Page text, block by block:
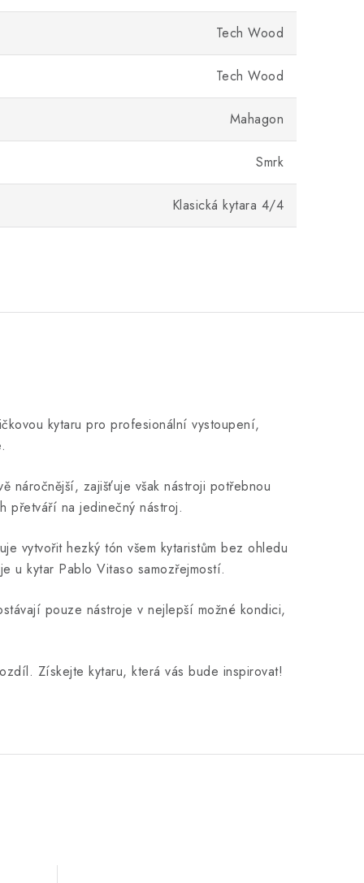
Tech Wood
Tech Wood
Mahagon
Smrk
Klasická kytara 4/4
kytaru pro profesionální vystoupení,
náročnější, zajišťuje však nástroji potřebnou
přetváří na jedinečný nástroj.
vytvořit hezký tón všem kytaristům bez ohledu
u kytar Pablo Vitaso samozřejmostí.
pouze nástroje v nejlepší možné kondici,
Získejte kytaru, která vás bude inspirovat!